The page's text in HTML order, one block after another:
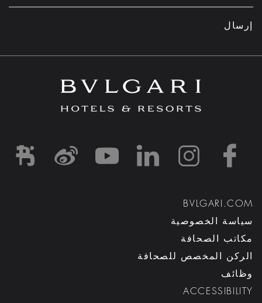
إرسال
bvlgarihotels/
resorts/
BVLGARI.COM
سياسة الخصوصية
مكاتب الصحافة
الركن المخصص للصحافة
وظائف
ACCESSIBILITY